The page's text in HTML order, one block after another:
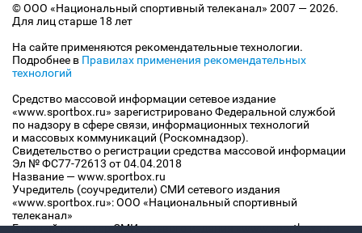
© ООО «Национальный спортивный телеканал» 2007 — 2026.
Для лиц старше 18 лет
На сайте применяются рекомендательные технологии.
Подробнее в Правилах применения рекомендательных
технологий
Средство массовой информации сетевое издание
«www.sportbox.ru» зарегистрировано Федеральной службой
по надзору в сфере связи, информационных технологий
и массовых коммуникаций (Роскомнадзор).
Свидетельство о регистрации средства массовой информации
Эл № ФС77-72613 от 04.04.2018
Название — www.sportbox.ru
Учредитель (соучредители) СМИ сетевого издания
«www.sportbox.ru»: ООО «Национальный спортивный
телеканал»
Главный редактор СМИ сетевого издания «www.sportbox.ru»: